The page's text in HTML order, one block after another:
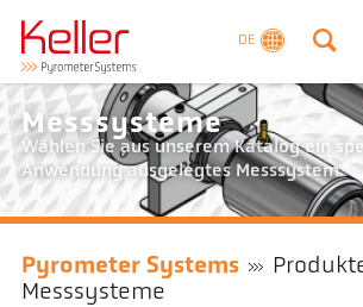
DE
Messsysteme
Wählen Sie aus unserem Katalog ein
Anwendung ausgelegtes Messsystem.
Pyrometer Systems
Messsysteme